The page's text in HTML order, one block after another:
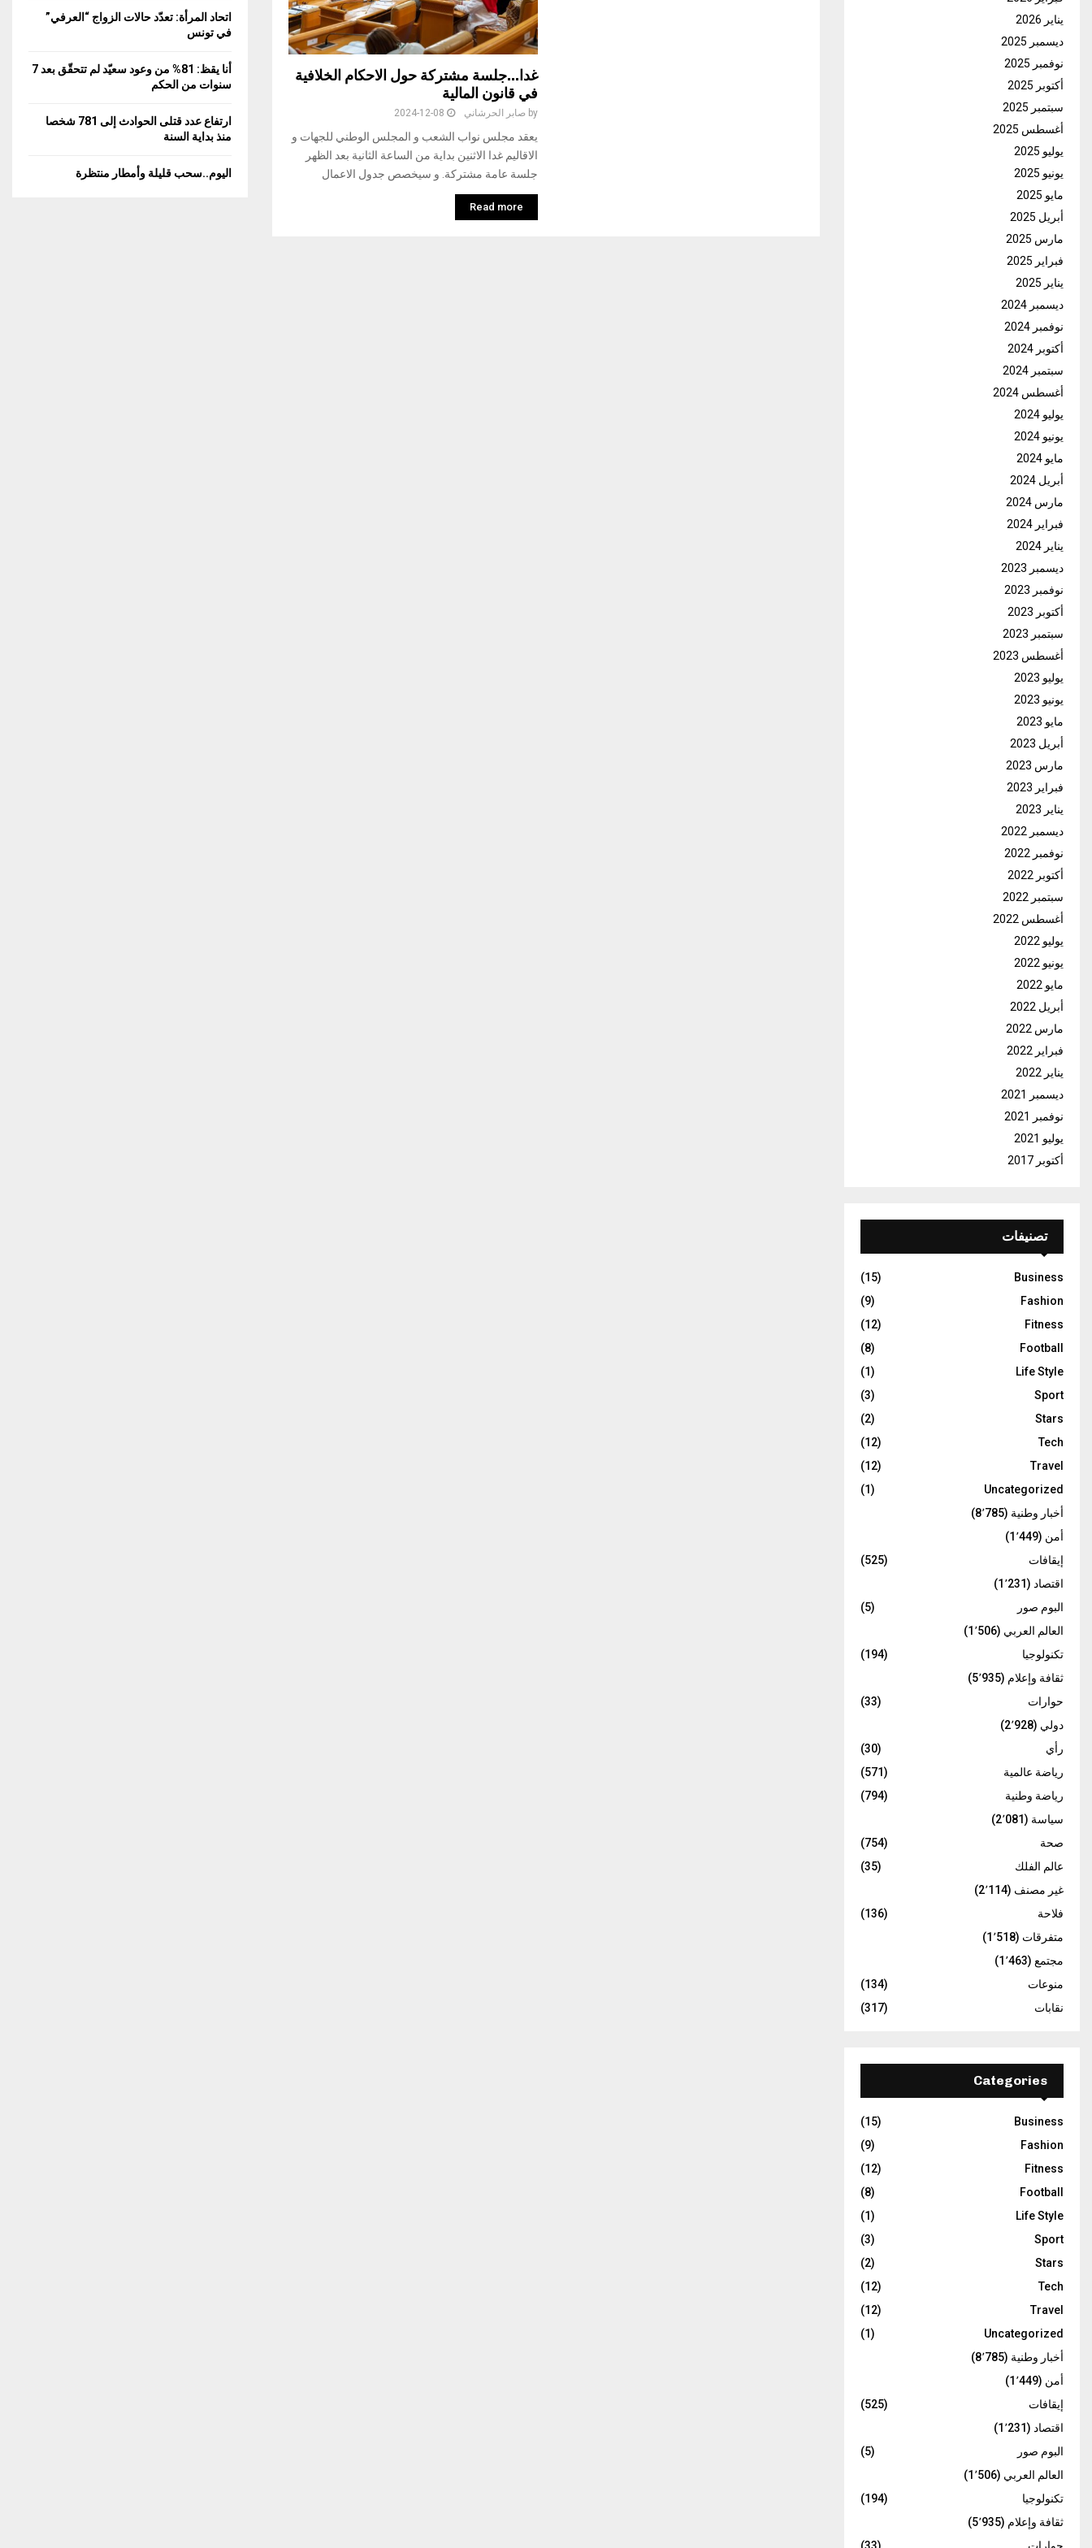
غدا…جلسة مشتركة حول الاحكام الخلافية
في قانون المالية
by صابر الحرشاني 2024-12-08
يعقد مجلس نواب الشعب و المجلس الوطني للجهات و
الاقاليم غدا الاثنين بداية من الساعة الثانية بعد الظهر
جلسة عامة مشتركة. و سيخصص جدول الاعمال
Read more
يناير 2026
ديسمبر 2025
نوفمبر 2025
أكتوبر 2025
سبتمبر 2025
أغسطس 2025
يوليو 2025
يونيو 2025
مايو 2025
أبريل 2025
مارس 2025
فبراير 2025
يناير 2025
ديسمبر 2024
نوفمبر 2024
أكتوبر 2024
سبتمبر 2024
أغسطس 2024
يوليو 2024
يونيو 2024
مايو 2024
أبريل 2024
مارس 2024
فبراير 2024
يناير 2024
ديسمبر 2023
نوفمبر 2023
أكتوبر 2023
سبتمبر 2023
أغسطس 2023
يوليو 2023
يونيو 2023
مايو 2023
أبريل 2023
مارس 2023
فبراير 2023
يناير 2023
ديسمبر 2022
نوفمبر 2022
أكتوبر 2022
سبتمبر 2022
أغسطس 2022
يوليو 2022
يونيو 2022
مايو 2022
أبريل 2022
مارس 2022
فبراير 2022
يناير 2022
ديسمبر 2021
نوفمبر 2021
يوليو 2021
أكتوبر 2017
تصنيفات
Business
(15)
Fashion
(9)
Fitness
(12)
Football
(8)
Life Style
(1)
Sport
(3)
Stars
(2)
Tech
(12)
Travel
(12)
Uncategorized
(1)
أخبار وطنية (8٬785)
أمن (1٬449)
إيقافات
(525)
اقتصاد (1٬231)
البوم صور
(5)
العالم العربي (1٬506)
تكنولوجيا
(194)
ثقافة وإعلام (5٬935)
حوارات
(33)
دولي (2٬928)
رأي
(30)
رياضة عالمية
(571)
رياضة وطنية
(794)
سياسة (2٬081)
صحة
(754)
عالم الفلك
(35)
غير مصنف (2٬114)
فلاحة
(136)
متفرقات (1٬518)
مجتمع (1٬463)
منوعات
(134)
نقابات
(317)
Categories
Business
(15)
Fashion
(9)
Fitness
(12)
Football
(8)
Life Style
(1)
Sport
(3)
Stars
(2)
Tech
(12)
Travel
(12)
Uncategorized
(1)
أخبار وطنية (8٬785)
أمن (1٬449)
إيقافات
(525)
اقتصاد (1٬231)
البوم صور
(5)
العالم العربي (1٬506)
تكنولوجيا
(194)
ثقافة وإعلام (5٬935)
اتحاد المرأة: تعدّد حالات الزواج “العرفي”
في تونس
أنا يقظ: 81% من وعود سعيّد لم تتحقّق بعد 7
سنوات من الحكم
ارتفاع عدد قتلى الحوادث إلى 781 شخصا
منذ بداية السنة
اليوم..سحب قليلة وأمطار منتظرة